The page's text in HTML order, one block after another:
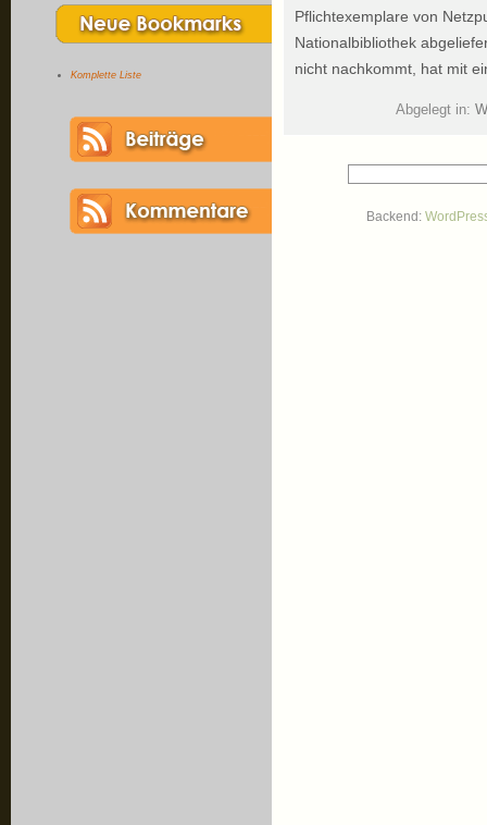
Komplette Liste
Pflichtexemplare von
Nationalbibliothek
nicht nachkommt, hat mit
Abgelegt in:
Backend: